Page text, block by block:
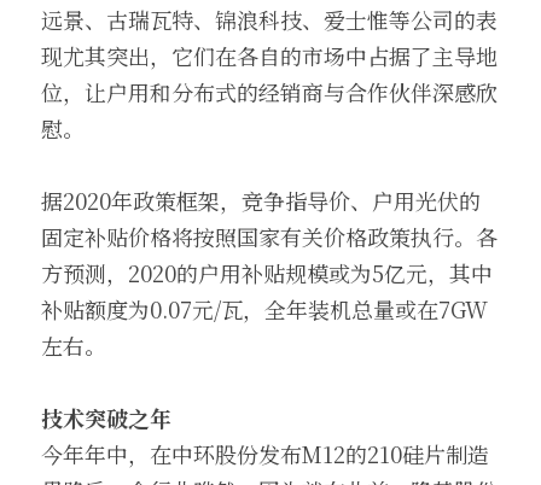
远景、古瑞瓦特、锦浪科技、爱士惟等公司的表
现尤其突出，它们在各自的市场中占据了主导地
位，让户用和分布式的经销商与合作伙伴深感欣
慰。
据2020年政策框架，竞争指导价、户用光伏的
固定补贴价格将按照国家有关价格政策执行。各
方预测，2020的户用补贴规模或为5亿元，其中
补贴额度为0.07元/瓦，全年装机总量或在7GW
左右。
技术突破之年
今年年中，在中环股份发布M12的210硅片制造